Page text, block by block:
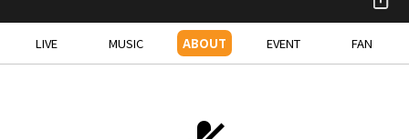
LIVE MUSIC ABOUT EVENT FAN